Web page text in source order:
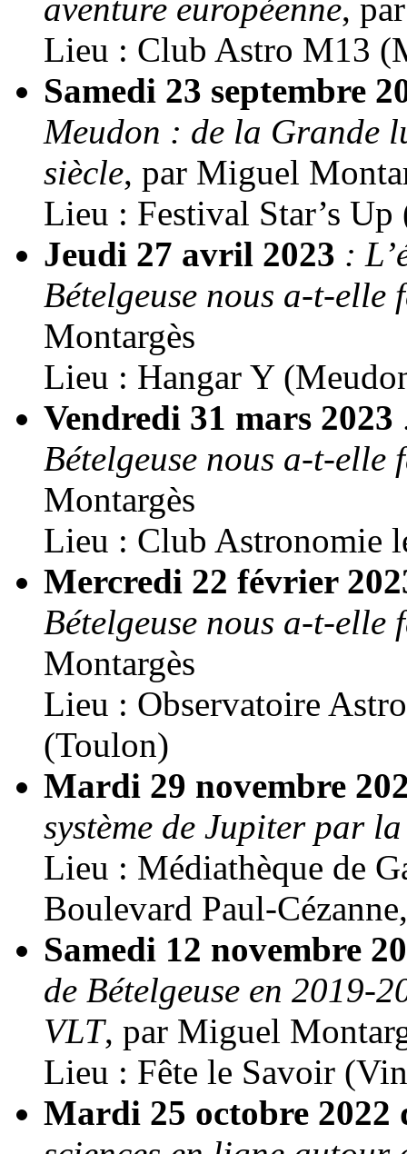
aventure européenne,
Lieu : Club Astro M13
Samedi 23 septembre
Meudon : de la Grande
siècle, par Miguel
Lieu : Festival Star’s
Jeudi 27 avril 2023 :
Bételgeuse nous a-t-
Montargès
Lieu : Hangar Y
Vendredi 31 mars 2023
Bételgeuse nous a-t-
Montargès
Lieu : Club Astronomie
Mercredi 22 février
Bételgeuse nous a-t-
Montargès
Lieu : Observatoire
(Toulon)
Mardi 29 novembre
système de Jupiter par
Lieu : Médiathèque de
Boulevard Paul-
Samedi 12 novembre
de Bételgeuse en 2019-
VLT, par Miguel
Lieu : Fête le Savoir
Mardi 25 octobre 2022